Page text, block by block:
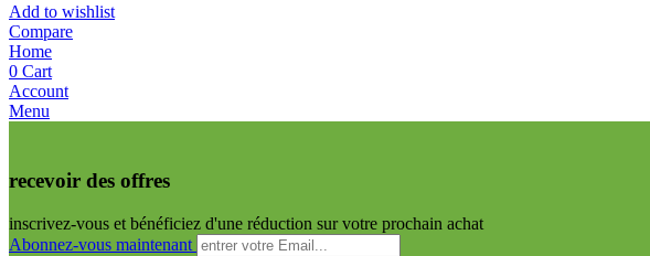
Add to wishlist
Compare
Home
0 Cart
Account
Menu
recevoir des offres
inscrivez-vous et bénéficiez d'une réduction sur votre prochain achat
Abonnez-vous maintenant